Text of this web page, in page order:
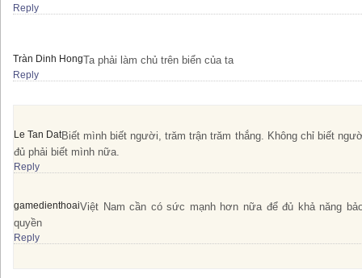
Reply
Tràn Dinh HongTa phải làm chủ trên biển của ta
Reply
Le Tan DatBiết mình biết người, trăm trận trăm thắng. Không chỉ biết
đủ phải biết mình nữa.
Reply
gamedienthoaiViệt Nam cần có sức mạnh hơn nữa để đủ khả năng
quyền
Reply